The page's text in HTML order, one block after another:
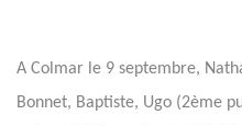
A Colmar le 9 septembre,
Bonnet, Baptiste, Ugo (2ème